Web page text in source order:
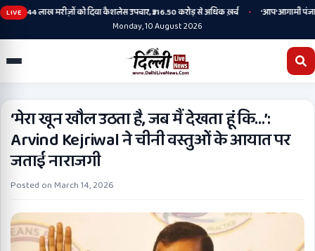
LIVE
2.44 लाख मरीज़ों को दिया कैशलेस उपचार, ₹316.50 करोड़ से अधिक ख़र्च •
‘आप’ आगामी पंजाब
Monday, 10 August 2026
‘मेरा खून खौल उठता है, जब मैं देखता हूं कि…’:
Arvind Kejriwal ने चीनी वस्तुओं के आयात पर
जताई नाराजगी
Posted on March 14, 2026